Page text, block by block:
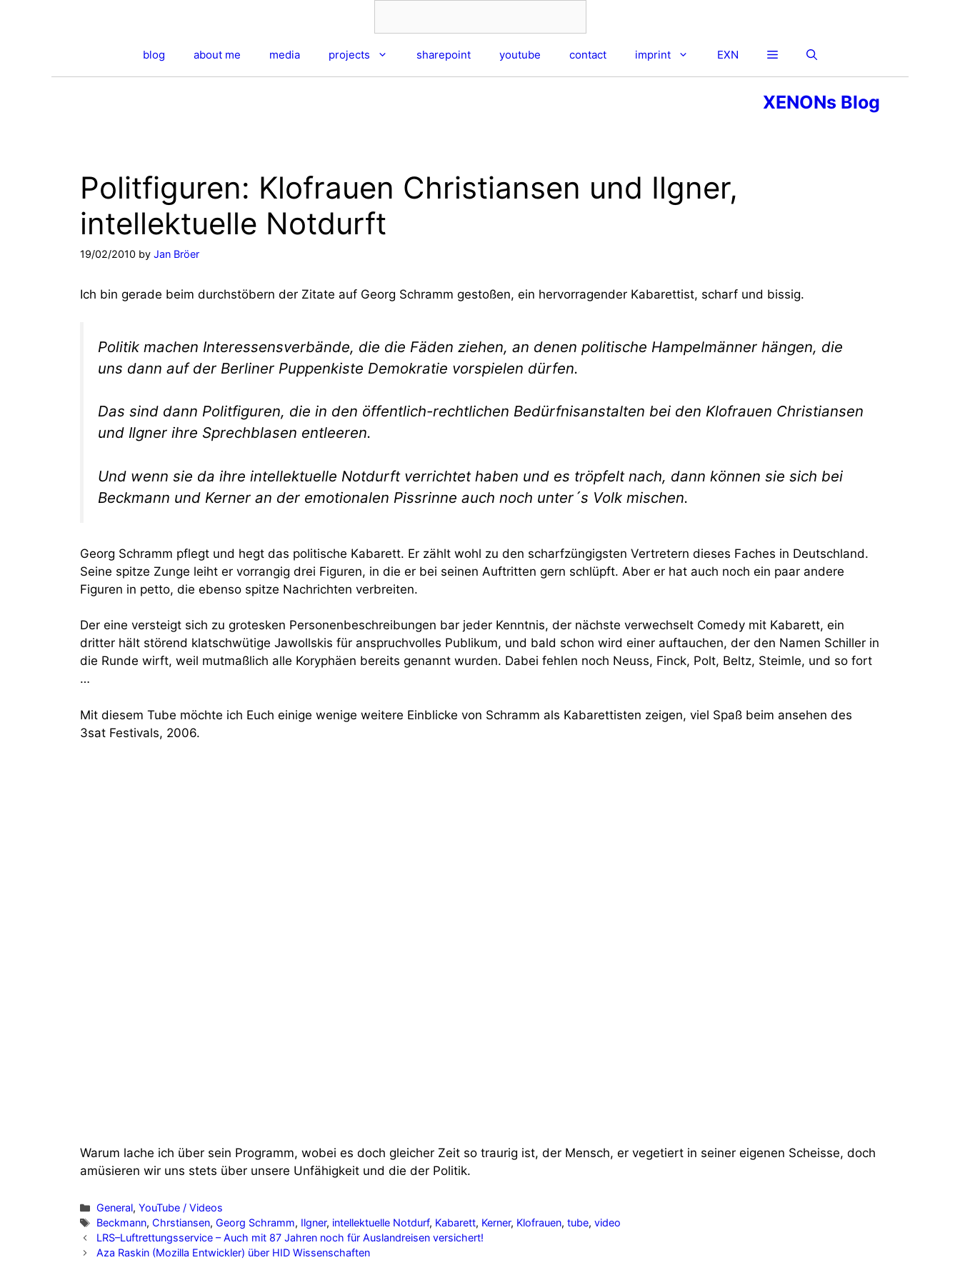
blog about me media projects sharepoint youtube contact imprint EXN
XENONs Blog
Politfiguren: Klofrauen Christiansen und Ilgner,
intellektuelle Notdurft
19/02/2010 by Jan Bröer
Ich bin gerade beim durchstöbern der Zitate auf Georg Schramm gestoßen, ein hervorragender Kabarettist, scharf und bissig.
Politik machen Interessensverbände, die die Fäden ziehen, an denen politische Hampelmänner hängen, die
uns dann auf der Berliner Puppenkiste Demokratie vorspielen dürfen.
Das sind dann Politfiguren, die in den öffentlich-rechtlichen Bedürfnisanstalten bei den Klofrauen Christiansen
und Ilgner ihre Sprechblasen entleeren.
Und wenn sie da ihre intellektuelle Notdurft verrichtet haben und es tröpfelt nach, dann können sie sich bei
Beckmann und Kerner an der emotionalen Pissrinne auch noch unter´s Volk mischen.
Georg Schramm pflegt und hegt das politische Kabarett. Er zählt wohl zu den scharfzüngigsten Vertretern dieses Faches in Deutschland.
Seine spitze Zunge leiht er vorrangig drei Figuren, in die er bei seinen Auftritten gern schlüpft. Aber er hat auch noch ein paar andere
Figuren in petto, die ebenso spitze Nachrichten verbreiten.
Der eine versteigt sich zu grotesken Personenbeschreibungen bar jeder Kenntnis, der nächste verwechselt Comedy mit Kabarett, ein
dritter hält störend klatschwütige Jawollskis für anspruchvolles Publikum, und bald schon wird einer auftauchen, der den Namen Schiller in
die Runde wirft, weil mutmaßlich alle Koryphäen bereits genannt wurden. Dabei fehlen noch Neuss, Finck, Polt, Beltz, Steimle, und so fort
…
Mit diesem Tube möchte ich Euch einige wenige weitere Einblicke von Schramm als Kabarettisten zeigen, viel Spaß beim ansehen des
3sat Festivals, 2006.
Warum lache ich über sein Programm, wobei es doch gleicher Zeit so traurig ist, der Mensch, er vegetiert in seiner eigenen Scheisse, doch
amüsieren wir uns stets über unsere Unfähigkeit und die der Politik.
Categories
General,YouTube / Videos
Tags
Beckmann, Chrstiansen,Georg Schramm, Ilgner, intellektuelle Notdurf, Kabarett, Kerner, Klofrauen,tube,video
LRS–Luftrettungsservice – Auch mit 87 Jahren noch für Auslandreisen versichert!
Aza Raskin (Mozilla Entwickler) über HID Wissenschaften